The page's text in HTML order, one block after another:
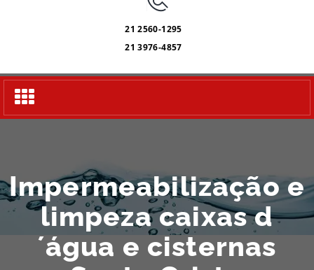
21 2560-1295
21 3976-4857
Alternar
navegação
Impermeabilização e
limpeza caixas d
´água e cisternas